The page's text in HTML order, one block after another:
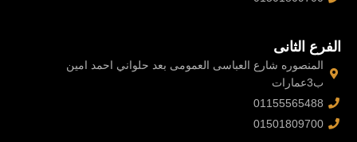
الفرع الثانى
المنصوره شارع العباسى العمومى بعد حلواني احمد امين
ب3عمارات
01155565488
01501809700